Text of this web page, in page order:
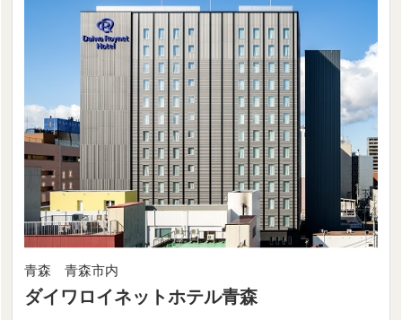
青森 青森市内
ダイワロイネットホテル青森